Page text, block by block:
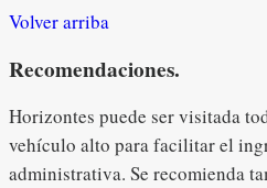
Volver arriba
Recomendaciones.
Horizontes puede ser visitada
vehículo alto para facilitar el
administrativa. Se recomienda